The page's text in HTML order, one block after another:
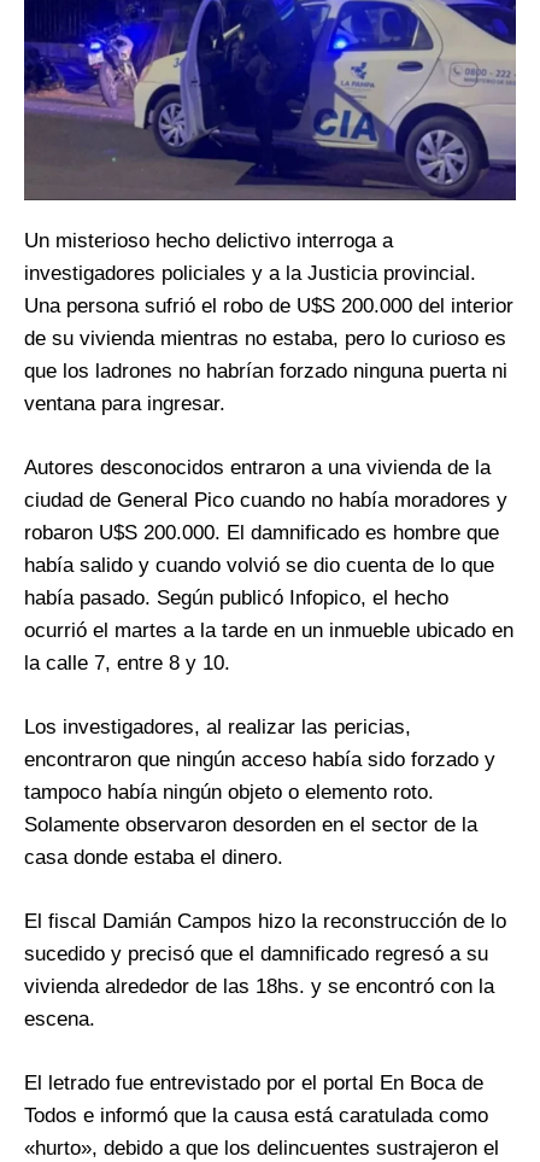
Un misterioso hecho delictivo interroga a
investigadores policiales y a la Justicia provincial.
Una persona sufrió el robo de U$S 200.000 del interior
de su vivienda mientras no estaba, pero lo curioso es
que los ladrones no habrían forzado ninguna puerta ni
ventana para ingresar.
Autores desconocidos entraron a una vivienda de la
ciudad de General Pico cuando no había moradores y
robaron U$S 200.000. El damnificado es hombre que
había salido y cuando volvió se dio cuenta de lo que
había pasado. Según publicó Infopico, el hecho
ocurrió el martes a la tarde en un inmueble ubicado en
la calle 7, entre 8 y 10.
Los investigadores, al realizar las pericias,
encontraron que ningún acceso había sido forzado y
tampoco había ningún objeto o elemento roto.
Solamente observaron desorden en el sector de la
casa donde estaba el dinero.
El fiscal Damián Campos hizo la reconstrucción de lo
sucedido y precisó que el damnificado regresó a su
vivienda alrededor de las 18hs. y se encontró con la
escena.
El letrado fue entrevistado por el portal En Boca de
Todos e informó que la causa está caratulada como
«hurto», debido a que los delincuentes sustrajeron el